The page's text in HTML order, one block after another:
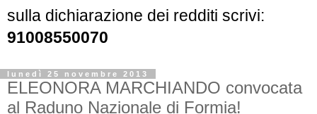
sulla dichiarazione dei redditi scrivi:
91008550070
lunedì 25 novembre 2013
ELEONORA MARCHIANDO convocata
al Raduno Nazionale di Formia!